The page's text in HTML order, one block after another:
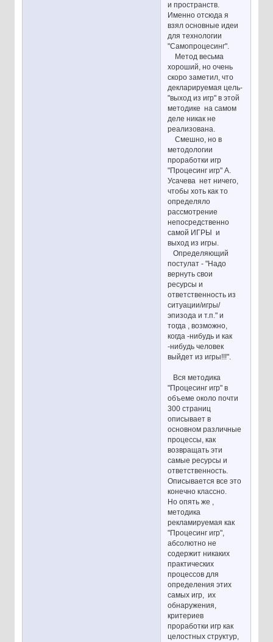
и пространств.
Именно отсюда я
взял основные идеи
для технологии
"Самопроцесинг".
Метод весьма
хороший, но очень
скоро заметил, что
декларируемая цель-
"выход из игр" в этой
методике на самом
деле никак не
реализована.
Смешно, но в
методологии
проработки игр
"Процесинг игр" А.
Усачева нет ничего,
чтобы хоть как то
определяло
рассмотрение
непосредственно
самой ИГРЫ и
выход из игры.
Определяющий
постулат - "Надо
вернуть свои
ресурсы и
ответственность из
ситуации/игры/
эпизода и т.п." и
тогда , возможно,
когда -нибудь и как
-нибудь человек
выйдет из игры!!!".
Вся методика
"Процесинг игр" в
объеме около почти
300 страниц
описывает в
основном различные
процессы, как
возвращать эти
самые ресурсы и
ответственность.
Описывается все это
конечно классно.
Но опять же ,
методика
рекламируемая как
"Процесинг игр",
абсолютно не
содержит никаких
практических
процессов для
определения этих
самых игр, их
обнаружения,
критериев
проработки игр как
целостных структур,